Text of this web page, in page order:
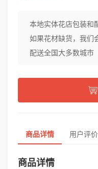
本地实体花店包装和
如果花材缺货，我们
配送全国大多数城市
商品详情 用户评
商品详情